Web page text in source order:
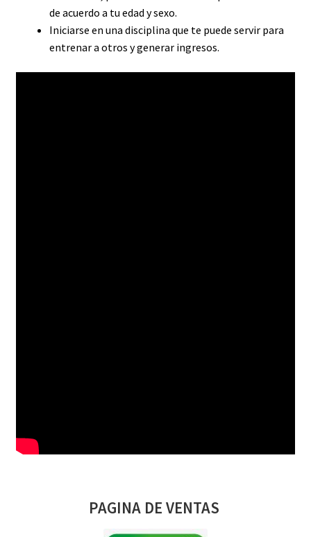
de acuerdo a tu edad y sexo.
Iniciarse en una disciplina que te puede servir para
entrenar a otros y generar ingresos.
PAGINA DE VENTAS